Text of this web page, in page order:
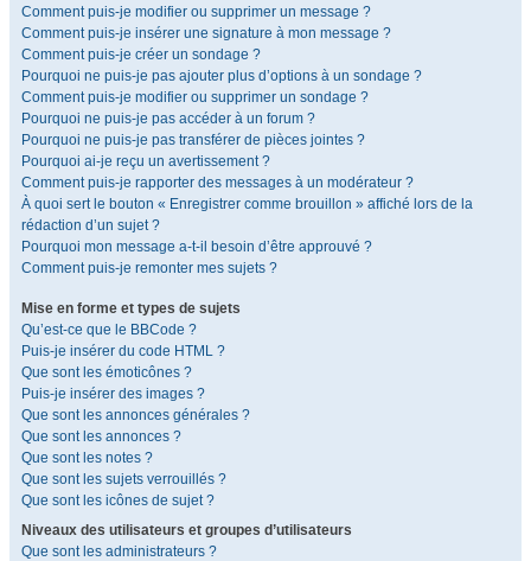
Comment puis-je modifier ou supprimer un message ?
Comment puis-je insérer une signature à mon message ?
Comment puis-je créer un sondage ?
Pourquoi ne puis-je pas ajouter plus d’options à un sondage ?
Comment puis-je modifier ou supprimer un sondage ?
Pourquoi ne puis-je pas accéder à un forum ?
Pourquoi ne puis-je pas transférer de pièces jointes ?
Pourquoi ai-je reçu un avertissement ?
Comment puis-je rapporter des messages à un modérateur ?
À quoi sert le bouton « Enregistrer comme brouillon » affiché lors de la
rédaction d’un sujet ?
Pourquoi mon message a-t-il besoin d’être approuvé ?
Comment puis-je remonter mes sujets ?
Mise en forme et types de sujets
Qu’est-ce que le BBCode ?
Puis-je insérer du code HTML ?
Que sont les émoticônes ?
Puis-je insérer des images ?
Que sont les annonces générales ?
Que sont les annonces ?
Que sont les notes ?
Que sont les sujets verrouillés ?
Que sont les icônes de sujet ?
Niveaux des utilisateurs et groupes d’utilisateurs
Que sont les administrateurs ?